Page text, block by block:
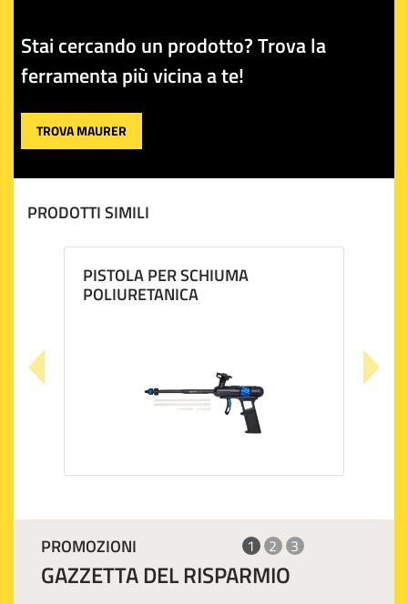
compagno fidato nei vostri progetti di bricolage e
manutenzione.
Stai cercando un prodotto? Trova la
ferramenta più vicina a te!
TROVA MAURER
PRODOTTI SIMILI
PISTOLA PER SCHIUMA
POLIURETANICA
PROMOZIONI 1 2 3
GAZZETTA DEL RISPARMIO